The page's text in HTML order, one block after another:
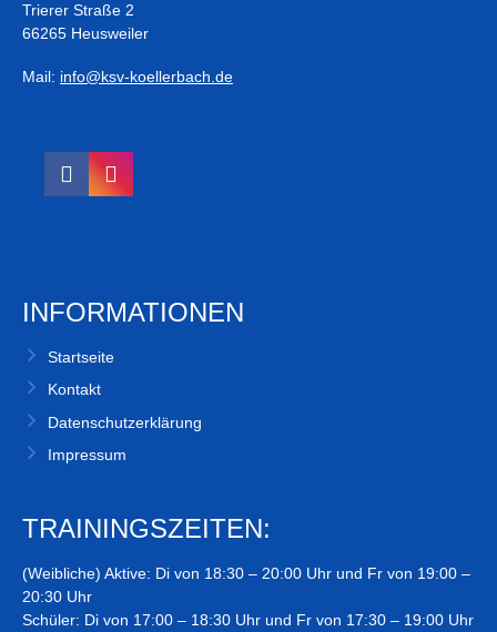
Trierer Straße 2
66265 Heusweiler
Mail: info@ksv-koellerbach.de
INFORMATIONEN
Startseite
Kontakt
Datenschutzerklärung
Impressum
TRAININGSZEITEN:
(Weibliche) Aktive: Di von 18:30 – 20:00 Uhr und Fr von 19:00 –
20:30 Uhr
Schüler: Di von 17:00 – 18:30 Uhr und Fr von 17:30 – 19:00 Uhr